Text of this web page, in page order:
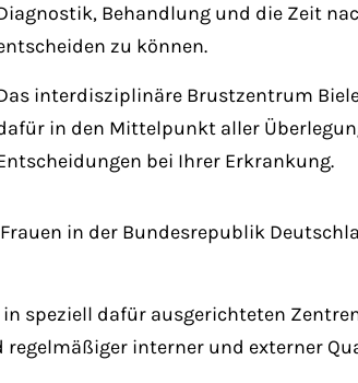
Behandlung und die Zeit
zu können.
interdisziplinäre Brustzentrum
in den Mittelpunkt aller
bei Ihrer Erkrankung.
in der Bundesrepublik
speziell dafür ausgerichteten
interner und externer